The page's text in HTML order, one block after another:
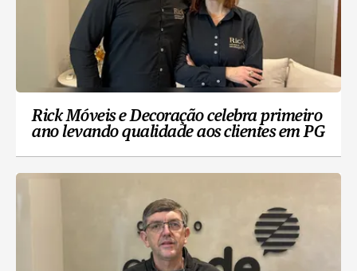
Rick Móveis e Decoração celebra primeiro
ano levando qualidade aos clientes em PG